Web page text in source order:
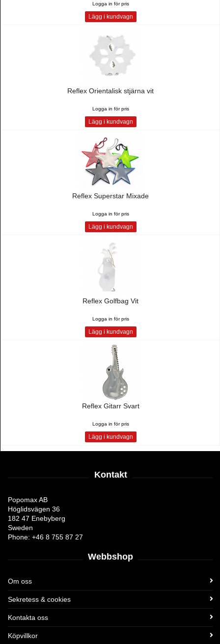
Logga in för pris
Lägg i kundvagn
Reflex Orientalisk stjärna vit
Logga in för pris
Lägg i kundvagn
Reflex Superstar Mixade
Logga in för pris
Lägg i kundvagn
Reflex Golfbag Vit
Logga in för pris
Lägg i kundvagn
Reflex Gitarr Svart
Logga in för pris
Lägg i kundvagn
Kontakt
Popomax AB
Höglidsvägen 36
182 47 Enebyberg
Sweden
Phone: +46 8 755 87 27
Webbshop
Om oss
Sekretess & cookies
Kontakta oss
Köpvillkor